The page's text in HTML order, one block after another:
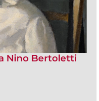
Nino Bertoletti